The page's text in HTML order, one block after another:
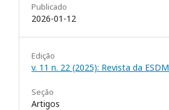
Publicado
2026-01-12
Edição
v. 11 n. 22 (2025): Revista da ESDM
Seção
Artigos